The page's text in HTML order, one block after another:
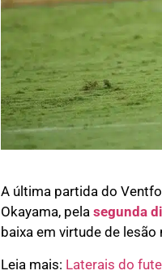
A última partida do
Okayama, pela segunda
baixa em virtude de lesão
Leia mais: Laterais do